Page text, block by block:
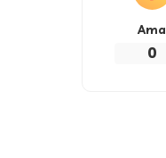
Ama
0